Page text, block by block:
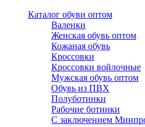
Каталог обуви оптом
Валенки
Женская обувь оптом
Кожаная обувь
Кроссовки
Кроссовки войлочные
Мужская обувь оптом
Обувь из ПВХ
Полуботинки
Рабочие ботинки
С заключением